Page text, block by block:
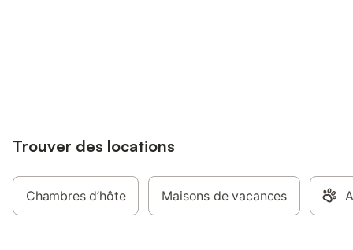
Trouver des locations
Chambres d’hôte Maisons de vacances